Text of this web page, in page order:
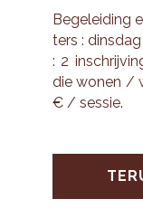
Be­ge­lei­ding
ters :
: 2
die wonen /
€ / ses­sie.